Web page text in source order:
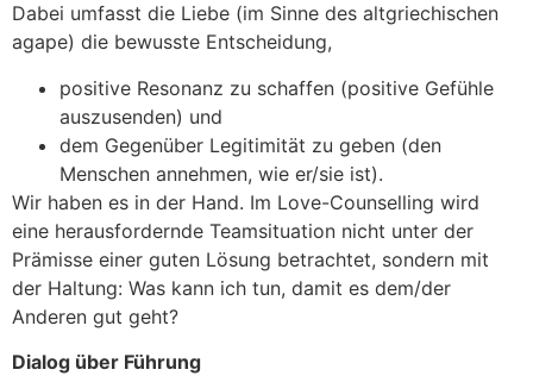
Dabei umfasst die Liebe (im Sinne des altgriechischen
agape) die bewusste Entscheidung,
positive Resonanz zu schaffen (positive Gefühle
auszusenden) und
dem Gegenüber Legitimität zu geben (den
Menschen annehmen, wie er/sie ist).
Wir haben es in der Hand. Im Love-Counselling wird
eine herausfordernde Teamsituation nicht unter der
Prämisse einer guten Lösung betrachtet, sondern mit
der Haltung: Was kann ich tun, damit es dem/der
Anderen gut geht?
Dialog über Führung